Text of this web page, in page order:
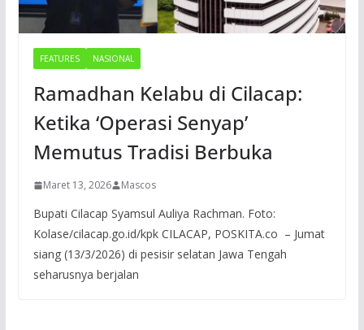
FEATURES NASIONAL
Ramadhan Kelabu di Cilacap:
Ketika ‘Operasi Senyap’
Memutus Tradisi Berbuka
Maret 13, 2026 Mascos
Bupati Cilacap Syamsul Auliya Rachman. Foto:
Kolase/cilacap.go.id/kpk CILACAP, POSKITA.co – Jumat
siang (13/3/2026) di pesisir selatan Jawa Tengah
seharusnya berjalan